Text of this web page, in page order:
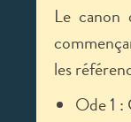
Le canon
les
Ode 1 :